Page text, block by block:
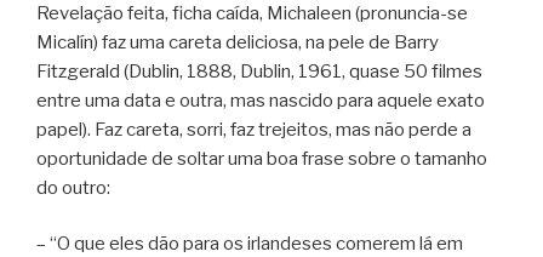
Revelação feita, ficha caída, Michaleen (pronuncia-se
Micalín) faz uma careta deliciosa, na pele de Barry
Fitzgerald (Dublin, 1888, Dublin, 1961, quase 50 filmes
entre uma data e outra, mas nascido para aquele exato
papel). Faz careta, sorri, faz trejeitos, mas não perde a
oportunidade de soltar uma boa frase sobre o tamanho
do outro:
– “O que eles dão para os irlandeses comerem lá em